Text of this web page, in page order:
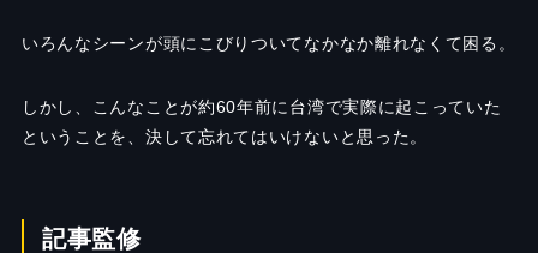
いろんなシーンが頭にこびりついてなかなか離れなくて困る。
しかし、こんなことが約60年前に台湾で実際に起こっていた
ということを、決して忘れてはいけないと思った。
記事監修